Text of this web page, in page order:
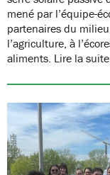
mené par l’équipe-
partenaires du
l’agriculture, à
aliments. Lire la suite…